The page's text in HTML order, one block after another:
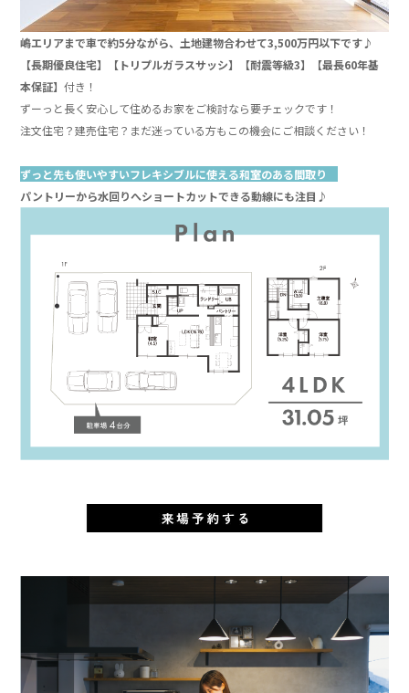
嶋エリアまで車で約5分ながら、土地建物合わせて3,500万円以下です♪
【長期優良住宅】【トリプルガラスサッシ】【耐震等級3】
【最長60年基
本保証】付き！
ずーっと長く安心して住めるお家をご検討なら要チェックです！
注文住宅？建売住宅？まだ迷っている方もこの機会にご相談ください！
ずっと先も使いやすいフレキシブルに使える和室のある間取り
パントリーから水回りへショートカットできる動線にも注目♪